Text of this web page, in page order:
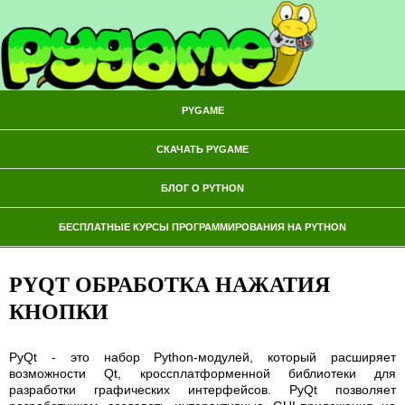
PYGAME
СКАЧАТЬ PYGAME
БЛОГ О PYTHON
БЕСПЛАТНЫЕ КУРСЫ ПРОГРАММИРОВАНИЯ НА PYTHON
PYQT ОБРАБОТКА НАЖАТИЯ
КНОПКИ
PyQt - это набор Python-модулей, который расширяет
возможности Qt, кроссплатформенной библиотеки для
разработки графических интерфейсов. PyQt позволяет